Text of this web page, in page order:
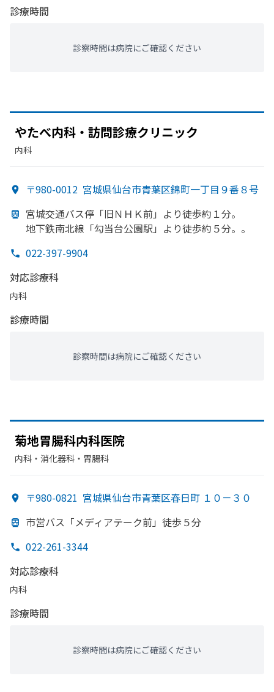
診療時間
診察時間は病院にご確認ください
やたべ内科・訪問診療クリニック
内科
〒980-0012 宮城県仙台市青葉区錦町一丁目９番８号
宮城交通バス停 「旧ＮＨＫ前」より徒歩約１分。
地下鉄南北線 「勾当台公園駅」より徒歩約５分。。
022-397-9904
対応診療科
内科
診療時間
診察時間は病院にご確認ください
菊地胃腸科内科医院
内科・​消化器科・​胃腸科
〒980-0821 宮城県仙台市青葉区春日町 １０－３０
市営バス「メディアテーク前」 徒歩５分
022-261-3344
対応診療科
内科
診療時間
診察時間は病院にご確認ください